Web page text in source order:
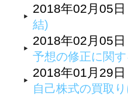
2018年02月05日
結)
2018年02月05日
予想の修正に関
2018年01月29日
自己株式の買取